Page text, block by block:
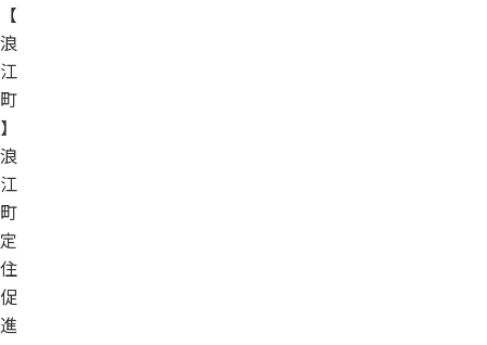
【
浪
江
町
】
浪
江
町
定
住
促
進